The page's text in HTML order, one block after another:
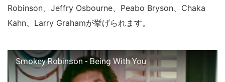
Robinson、Jeffry Osbourne、Peabo Bryson、Chaka
Kahn、Larry Grahamが挙げられます。
Smokey Robinson - Being With You